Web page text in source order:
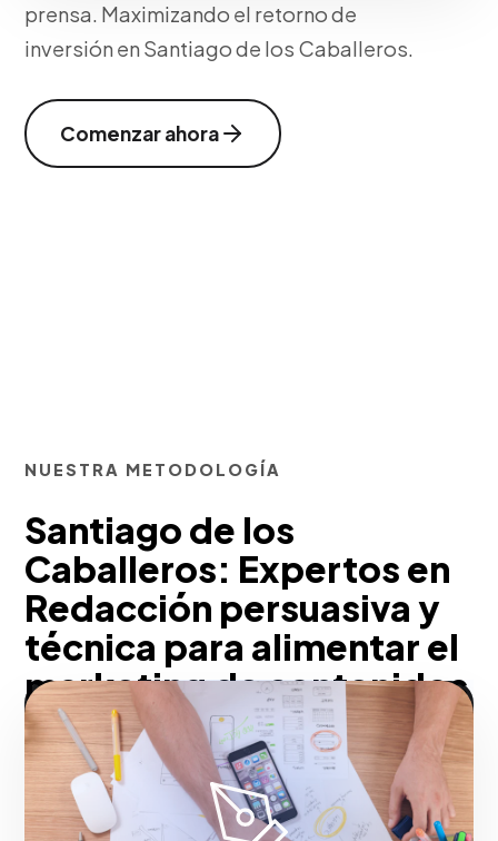
prensa. Maximizando el retorno de
inversión en Santiago de los Caballeros.
Comenzar ahora
NUESTRA METODOLOGÍA
Santiago de los
Caballeros: Expertos en
Redacción persuasiva y
técnica para alimentar el
marketing de contenidos
Con nuestra metodología, educamos a tu
prospecto para que compre más rápido.
Proveer información técnica detallada a